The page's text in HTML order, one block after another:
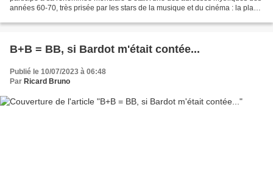
années 60-70, très prisée par les stars de la musique et du cinéma : la plage
B+B = BB, si Bardot m'était contée...
Publié le 10/07/2023 à 06:48
Par Ricard Bruno